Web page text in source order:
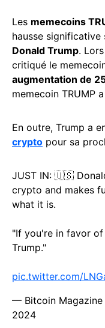
Les memecoins
hausse
Donald Trump.
critiqué le
augmentation de
memecoin TRUMP
En outre, Trump a
crypto pour sa
JUST IN: 🇺🇸
crypto and makes
what it is.
"If you're in favor
Trump."
pic.twitter.com/
— Bitcoin Magazine
2024